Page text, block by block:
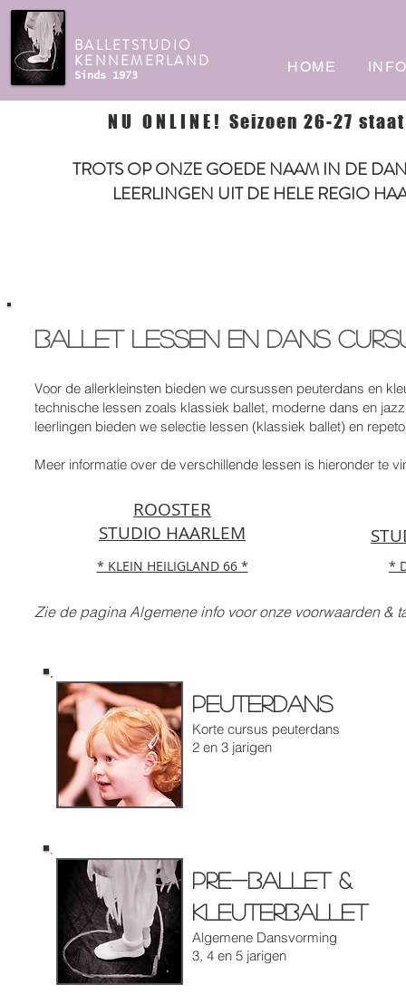
BALLETSTUDIO
KENNEMERLAND
Sinds 1973
HOME
NU ONLINE! Seizoen 26-27
TROTS OP ONZE GOEDE NAAM IN DE
LEERLINGEN UIT DE HELE REGIO
ballet lessen en dans
Voor de allerkleinsten bieden we cursussen peuterdans en
technische lessen zoals klassiek ballet, moderne dans en
leerlingen bieden we selectie lessen (klassiek ballet) en
Meer informatie over de verschillende lessen is hieronder te
ROOSTER
STUDIO HAARLEM
* KLEIN HEILIGLAND 66 * *
Zie de pagina Algemene info voor onze voorwaarden &
Peuterdans
Korte cursus peuterdans
2 en 3 jarigen
Pre-ballet &
kleuterballet
Algemene Dansvorming
3, 4 en 5 jarigen